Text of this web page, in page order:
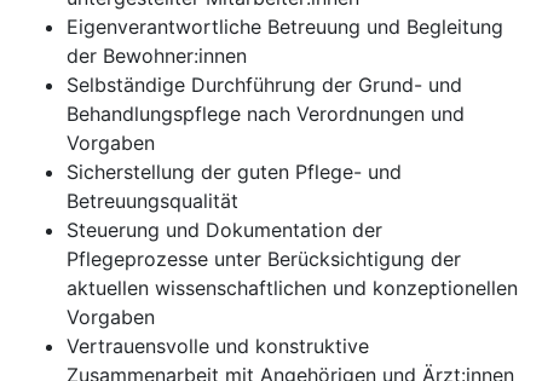
Eigenverantwortliche Betreuung und Begleitung
der Bewohner:innen
Selbständige Durchführung der Grund- und
Behandlungspflege nach Verordnungen und
Vorgaben
Sicherstellung der guten Pflege- und
Betreuungsqualität
Steuerung und Dokumentation der
Pflegeprozesse unter Berücksichtigung der
aktuellen wissenschaftlichen und konzeptionellen
Vorgaben
Vertrauensvolle und konstruktive
Zusammenarbeit mit Angehörigen und Ärzt:innen